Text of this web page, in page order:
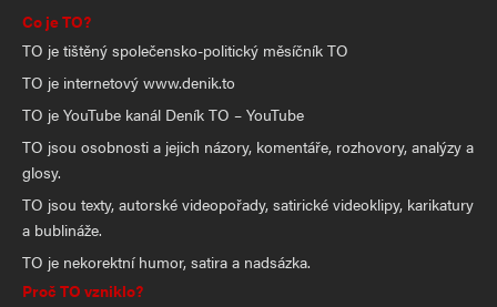
Co je TO?
TO je tištěný společensko-politický měsíčník TO
TO je internetový www.denik.to
TO je YouTube kanál Deník TO – YouTube
TO jsou osobnosti a jejich názory, komentáře, rozhovory, analýzy a
glosy.
TO jsou texty, autorské videopořady, satirické videoklipy, karikatury
a bublináže.
TO je nekorektní humor, satira a nadsázka.
Proč TO vzniklo?